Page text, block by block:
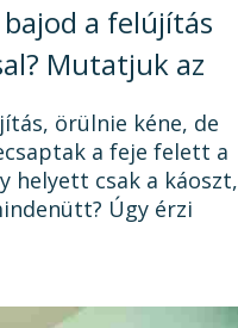
a felújítás
Mutatjuk az
örülnie kéne, de
a feje felett a
helyett csak a káoszt,
Úgy érzi